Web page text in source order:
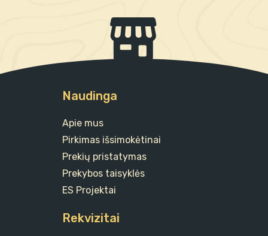
Naudinga
Apie mus
Pirkimas išsimokėtinai
Prekių pristatymas
Prekybos taisyklės
ES Projektai
Rekvizitai